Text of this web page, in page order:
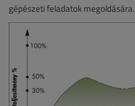
gépészeti feladatok megoldására.